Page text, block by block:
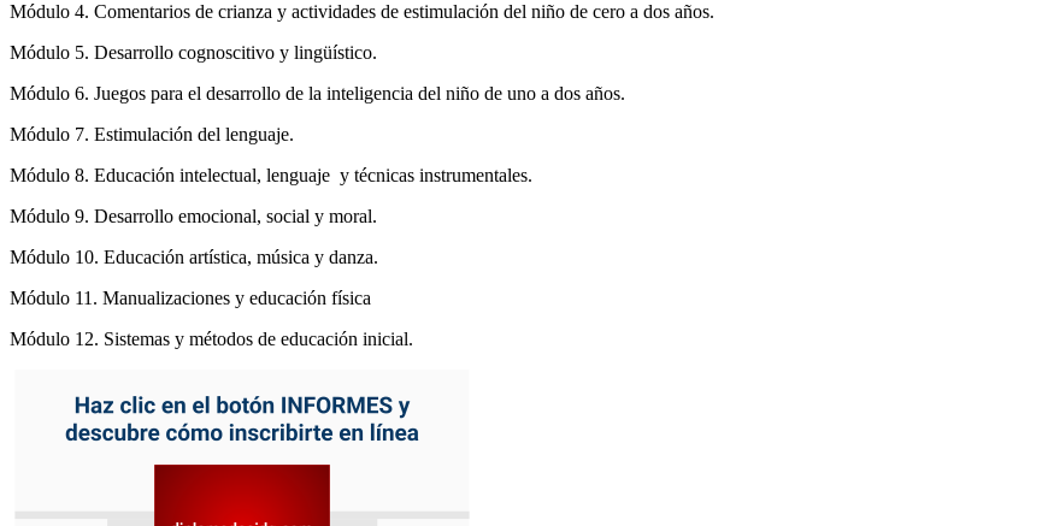
Módulo 4. Comentarios de crianza y actividades de estimulación del niño de cero a dos años.
Módulo 5. Desarrollo cognoscitivo y lingüístico.
Módulo 6. Juegos para el desarrollo de la inteligencia del niño de uno a dos años.
Módulo 7. Estimulación del lenguaje.
Módulo 8. Educación intelectual, lenguaje y técnicas instrumentales.
Módulo 9. Desarrollo emocional, social y moral.
Módulo 10. Educación artística, música y danza.
Módulo 11. Manualizaciones y educación física
Módulo 12. Sistemas y métodos de educación inicial.